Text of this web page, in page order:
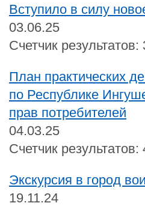
Вступило в силу
03.06.25
Счетчик результатов:
План практических
по Республике
прав потребителей
04.03.25
Счетчик результатов:
Экскурсия в город
19.11.24